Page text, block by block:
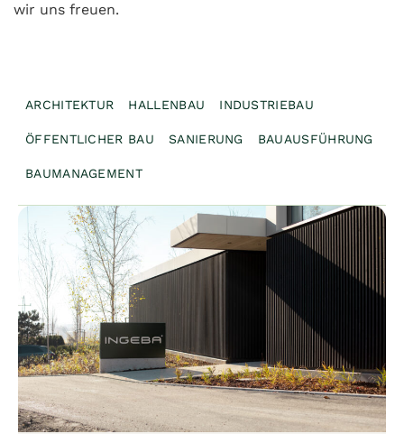
wir uns freuen.
ARCHITEKTUR HALLENBAU INDUSTRIEBAU
ÖFFENTLICHER BAU SANIERUNG BAUAUSFÜHRUNG
BAUMANAGEMENT